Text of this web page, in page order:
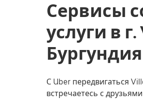
Сервисы
услуги в
С Uber передвигаться
встречаетесь с